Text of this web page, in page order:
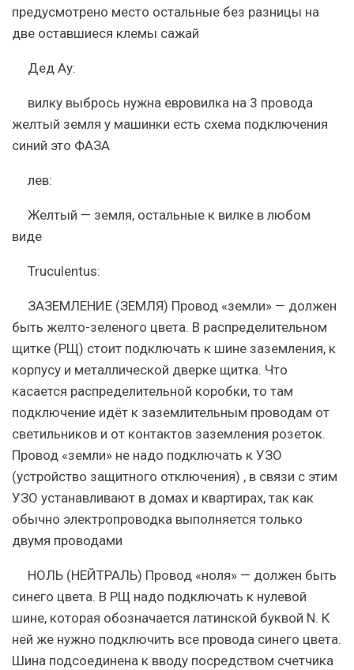
предусмотрено место остальные без разницы на
две оставшиеся клемы сажай
Дед Ау:
вилку выбрось нужна евровилка на 3 провода
желтый земля у машинки есть схема подключения
синий это ФАЗА
лев:
Желтый — земля, остальные к вилке в любом
виде
Truculentus:
ЗАЗЕМЛЕНИЕ (ЗЕМЛЯ) Провод «земли» — должен
быть желто-зеленого цвета. В распределительном
щитке (РЩ) стоит подключать к шине заземления, к
корпусу и металлической дверке щитка. Что
касается распределительной коробки, то там
подключение идёт к заземлительным проводам от
светильников и от контактов заземления розеток.
Провод «земли» не надо подключать к УЗО
(устройство защитного отключения) , в связи с этим
УЗО устанавливают в домах и квартирах, так как
обычно электропроводка выполняется только
двумя проводами
НОЛЬ (НЕЙТРАЛЬ) Провод «ноля» — должен быть
синего цвета. В РЩ надо подключать к нулевой
шине, которая обозначается латинской буквой N. К
ней же нужно подключить все провода синего цвета.
Шина подсоединена к вводу посредством счетчика